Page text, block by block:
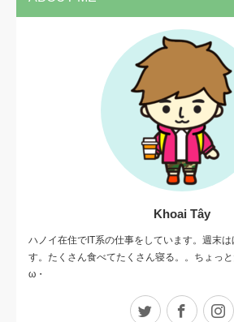
Khoai Tây
ハノイ在住でIT系の仕事をしています。週末は
す。たくさん食べてたくさん寝る。。ちょっと
ω・
Twitter Facebook